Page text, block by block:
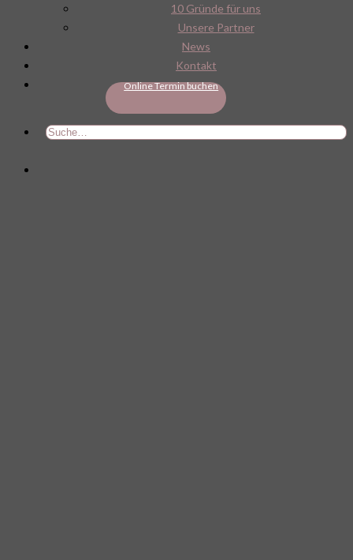
10 Gründe für uns
Unsere Partner
News
Kontakt
Online Termin buchen